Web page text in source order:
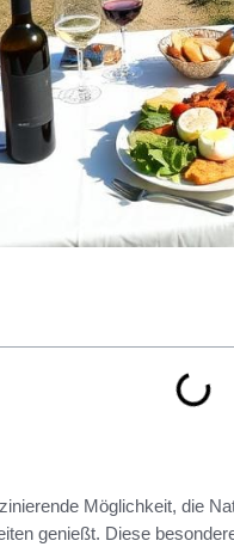
Möglichkeit, die
genießt. Diese